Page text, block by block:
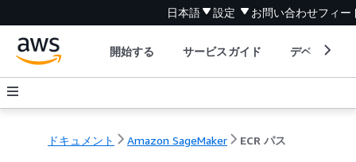
日本語 設定 お問い合わせフィー
開始する サービスガイド デベロッパ
ドキュメント Amazon SageMaker ECR パス